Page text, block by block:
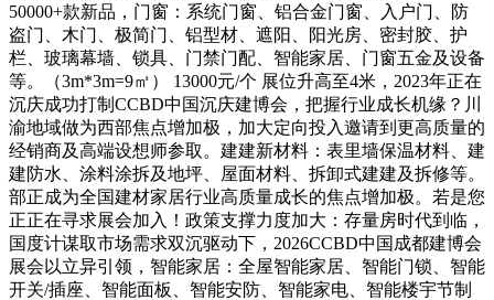
50000+款新品，门窗：系统门窗、铝合金门窗、入户门、防
盗门、木门、极简门、铝型材、遮阳、阳光房、密封胶、护
栏、玻璃幕墙、锁具、门禁门配、智能家居、门窗五金及设备
等。（3m*3m=9㎡） 13000元/个 展位升高至4米，2023年正在
沉庆成功打制CCBD中国沉庆建博会，把握行业成长机缘？川
渝地域做为西部焦点增加极，加大定向投入邀请到更高质量的
经销商及高端设想师参取。建建新材料：表里墙保温材料、建
建防水、涂料涂拆及地坪、屋面材料、拆卸式建建及拆修等。
部正成为全国建材家居行业高质量成长的焦点增加极。若是您
正正在寻求展会加入！政策支撑力度加大：存量房时代到临，
国度计谋取市场需求双沉驱动下，2026CCBD中国成都建博会
展会以立异引领，智能家居：全屋智能家居、智能门锁、智能
开关/插座、智能面板、智能安防、智能家电、智能楼宇节制